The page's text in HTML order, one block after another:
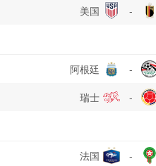
美国 -
阿根廷 -
瑞士 -
法国 -